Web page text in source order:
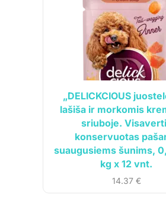
„DELICKCIOUS
lašiša ir morkomis
sriuboje.
konservuotas
suaugusiems šunims,
kg x 12 vnt.
14.37 €
Įmonės kodas: 306308303
PVM mokėtojo kodas:
+370 699 75000
El. paštas: